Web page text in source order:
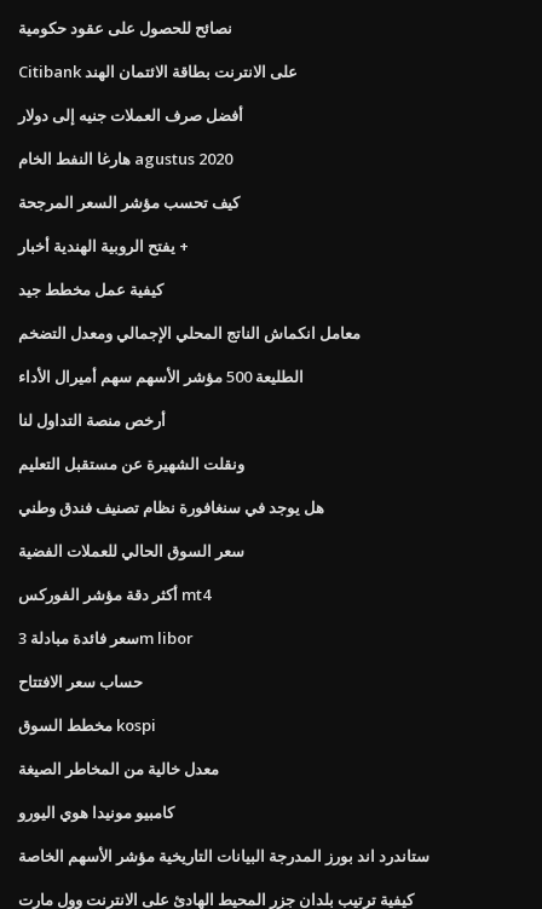
نصائح للحصول على عقود حكومية
Citibank على الانترنت بطاقة الائتمان الهند
أفضل صرف العملات جنيه إلى دولار
هارغا النفط الخام agustus 2020
كيف تحسب مؤشر السعر المرجحة
يفتح الروبية الهندية أخبار +
كيفية عمل مخطط جيد
معامل انكماش الناتج المحلي الإجمالي ومعدل التضخم
الطليعة 500 مؤشر الأسهم سهم أميرال الأداء
أرخص منصة التداول لنا
ونقلت الشهيرة عن مستقبل التعليم
هل يوجد في سنغافورة نظام تصنيف فندق وطني
سعر السوق الحالي للعملات الفضية
أكثر دقة مؤشر الفوركس mt4
سعر فائدة مبادلة 3m libor
حساب سعر الافتتاح
مخطط السوق kospi
معدل خالية من المخاطر الصيغة
كامبيو مونيدا هوي اليورو
ستاندرد اند بورز المدرجة البيانات التاريخية مؤشر الأسهم الخاصة
كيفية ترتيب بلدان جزر المحيط الهادئ على الانترنت وول مارت